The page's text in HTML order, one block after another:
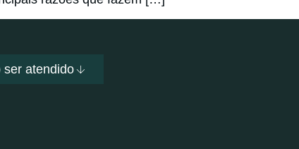
ser atendido